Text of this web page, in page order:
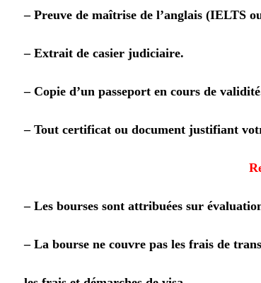
– Preuve de maîtrise de l’anglais (IELTS
– Extrait de casier judiciaire.
– Copie d’un passeport en cours de
– Tout certificat ou document justifiant
– Les bourses sont attribuées sur
– La bourse ne couvre pas les frais de